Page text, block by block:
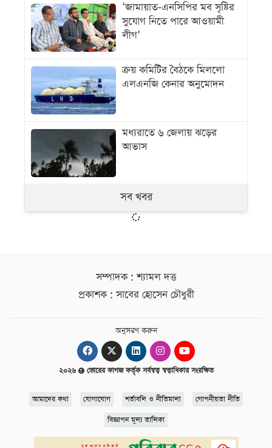
‘জামায়াত-এনসিপির মব সৃষ্টির
সুযোগ নিতে পারে আওয়ামী
লীগ’
ক্রয় কমিটির বৈঠকে মিললো
এলএনজি কেনার অনুমোদন
মধ্যরাতে ৬ জেলায় ঝড়ের
আভাস
সব খবর
সম্পাদক : শ্যামল দত্ত
প্রকাশক : সাবের হোসেন চৌধুরী
অনুসরণ করুন
২০২৬ ভোরের কাগজ কর্তৃক সর্বস্বত্ব স্বত্বাধিকার সংরক্ষিত
আমাদের কথা যোগাযোগ শর্তাবলি ও নীতিমালা গোপনীয়তা নীতি
বিজ্ঞাপন মূল্য তালিকা